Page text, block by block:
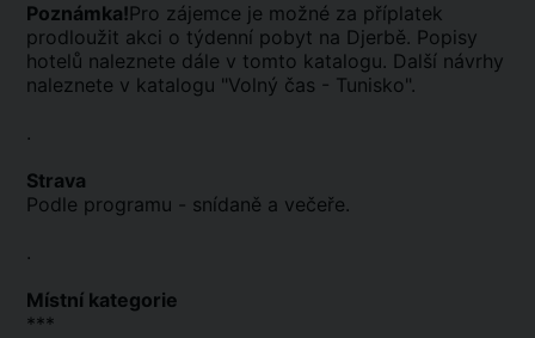
Poznámka!Pro zájemce je možné za příplatek
prodloužit akci o týdenní pobyt na Djerbě. Popisy
hotelů naleznete dále v tomto katalogu. Další návrhy
naleznete v katalogu "Volný čas - Tunisko".
.
Strava
Podle programu - snídaně a večeře.
.
Místní kategorie
***